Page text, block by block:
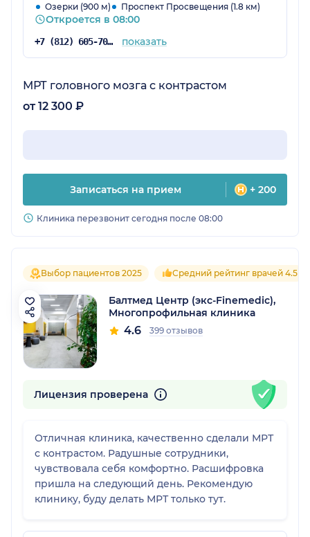
Озерки (900 м) Проспект Просвещения (1.8 км)
Откроется в 08:00
+7 (812) 605-70-67 показать
МРТ головного мозга с контрастом
от 12 300 ₽
Записаться на прием + 200
Клиника перезвонит сегодня после 08:00
Выбор пациентов 2025 Средний рейтинг врачей 4.5
Балтмед Центр (экс-Finemedic),
Многопрофильная клиника
4.6 399 отзывов
Лицензия проверена
Отличная клиника, качественно сделали МРТ
с контрастом. Радушные сотрудники,
чувствовала себя комфортно. Расшифровка
пришла на следующий день. Рекомендую
клинику, буду делать МРТ только тут.